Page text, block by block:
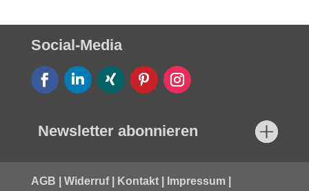
Social-Media
Newsletter abonnieren
AGB Widerruf| Kontakt| Impressum|